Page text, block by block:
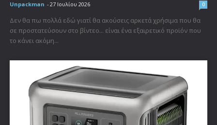
Unpackman - 27 Ιουλίου 2026 0
Δεν θα πω πολλά εδώ γιατί θα ακούσεις αρκετά χρήσιμα που θα
σε προστατεύσουν στο βίντεο... είναι ένα εξαιρετικό προϊόν που
το κάνει ακόμη...